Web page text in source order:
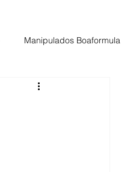
Manipulados Boaformula